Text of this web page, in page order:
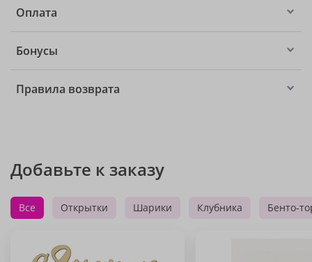
Оплата
Бонусы
Правила возврата
Добавьте к заказу
Все Открытки Шарики Клубника Бенто-